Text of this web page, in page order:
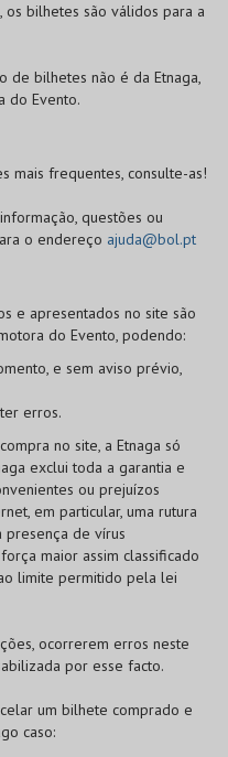
os bilhetes são válidos para a
de bilhetes não é da Etnaga,
do Evento.
mais frequentes, consulte-as!
questões ou
o endereço ajuda@bol.pt
e apresentados no site são
do Evento, podendo:
e sem aviso prévio,
erros.
no site, a Etnaga só
exclui toda a garantia e
ou prejuízos
em particular, uma rutura
presença de vírus
maior assim classificado
limite permitido pela lei
ocorrerem erros neste
por esse facto.
um bilhete comprado e
caso: